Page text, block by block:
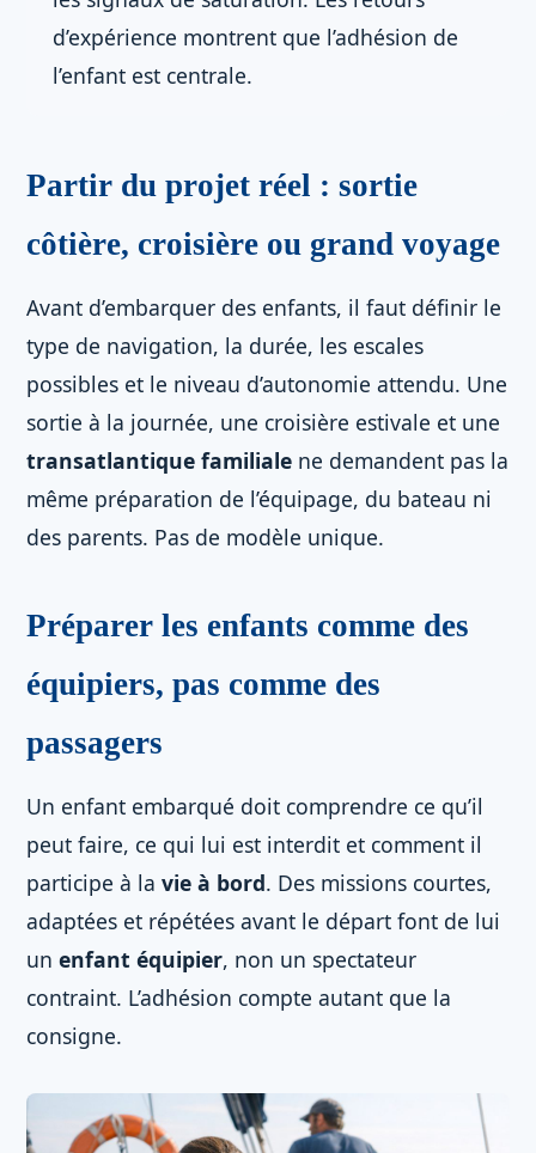
d’expérience montrent que l’adhésion de
l’enfant est centrale.
Partir du projet réel : sortie
côtière, croisière ou grand voyage
Avant d’embarquer des enfants, il faut définir le
type de navigation, la durée, les escales
possibles et le niveau d’autonomie attendu. Une
sortie à la journée, une croisière estivale et une
transatlantique familiale ne demandent pas la
même préparation de l’équipage, du bateau ni
des parents. Pas de modèle unique.
Préparer les enfants comme des
équipiers, pas comme des
passagers
Un enfant embarqué doit comprendre ce qu’il
peut faire, ce qui lui est interdit et comment il
participe à la vie à bord. Des missions courtes,
adaptées et répétées avant le départ font de lui
un enfant équipier, non un spectateur
contraint. L’adhésion compte autant que la
consigne.